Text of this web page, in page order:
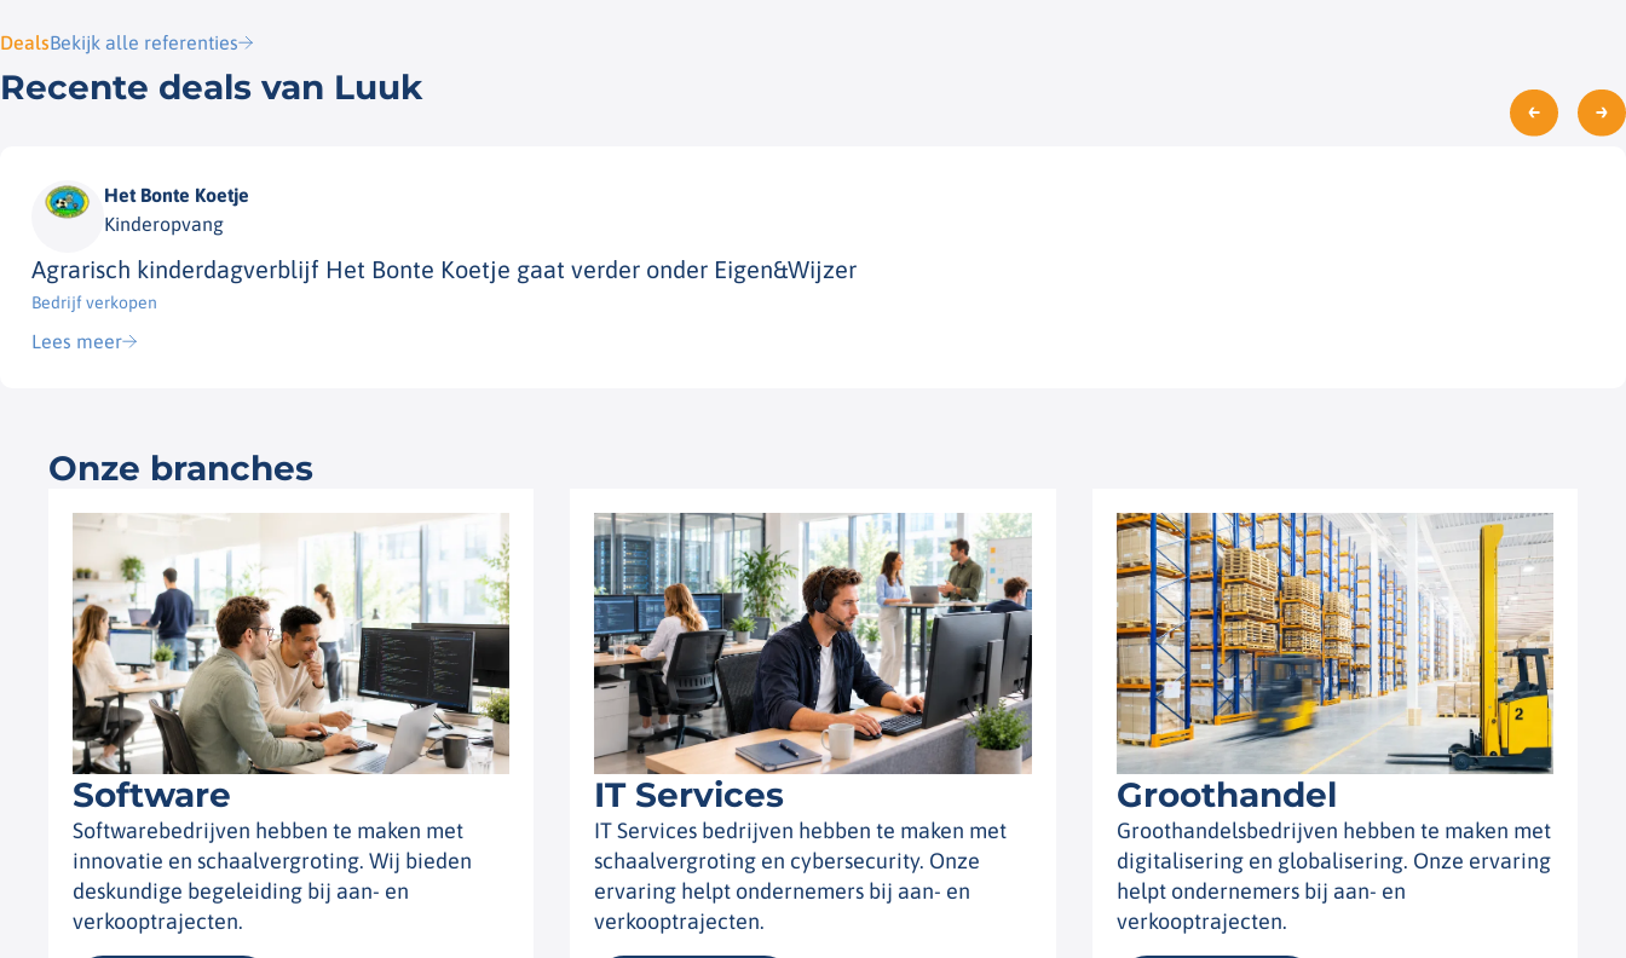
DealsBekijk alle referenties
Recente deals van Luuk
Het Bonte Koetje
Kinderopvang
Agrarisch kinderdagverblijf Het Bonte Koetje gaat verder onder Eigen&Wijzer
Bedrijf verkopen​
Lees meer
Onze branches
Software
Softwarebedrijven hebben te maken met
innovatie en schaalvergroting. Wij bieden
deskundige begeleiding bij aan- en
verkooptrajecten.
IT Services
IT Services bedrijven hebben te maken met
schaalvergroting en cybersecurity. Onze
ervaring helpt ondernemers bij aan- en
verkooptrajecten.
Groothandel
Groothandelsbedrijven hebben te maken met
digitalisering en globalisering. Onze ervaring
helpt ondernemers bij aan- en
verkooptrajecten.